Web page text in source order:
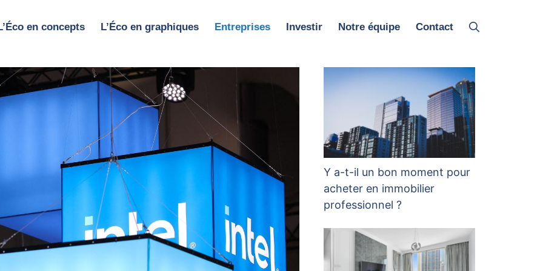
en concepts L’Éco en graphiques Entreprises Investir Notre équipe Contact
Y a-t-il un bon moment pour
acheter en immobilier
professionnel ?